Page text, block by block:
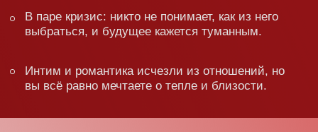
Просто о самом сложном —
вот девиз Сатьи!
и терминами. Он делится опытом: своим
(а он уже более 30 лет в счастливом браке), тех,
кто приходил к нему на курсы и семинары,